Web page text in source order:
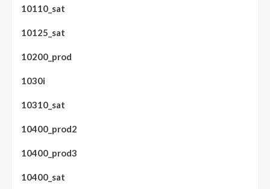
10110_sat
10125_sat
10200_prod
1030i
10310_sat
10400_prod2
10400_prod3
10400_sat